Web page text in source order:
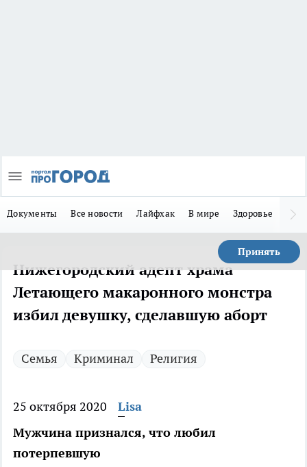
Документы Все новости Лайфхак В мире Здоровье
Принять
Нижегородский адепт храма
Летающего макаронного монстра
избил девушку, сделавшую аборт
Семья Криминал Религия
25 октября 2020
Lisa
Мужчина признался, что любил
потерпевшую